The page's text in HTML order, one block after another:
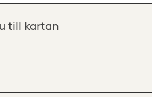
till kartan